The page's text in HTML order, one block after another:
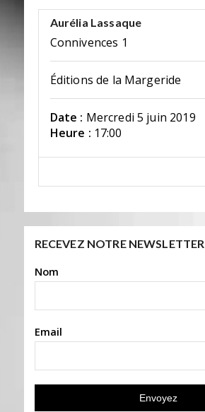
Aurélia Lassaque
Connivences 1
Éditions de la Margeride
Date : Mercredi 5 juin 2019
Heure : 17:00
RECEVEZ NOTRE NEWSLETTER
Nom
Email